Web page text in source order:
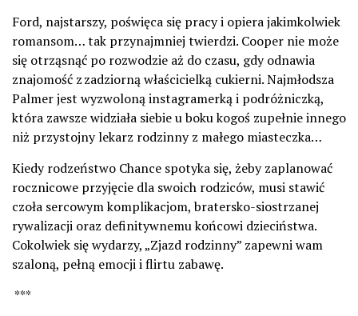
Ford, najstarszy, poświęca się pracy i opiera jakimkolwiek
romansom… tak przynajmniej twierdzi. Cooper nie może
się otrząsnąć po rozwodzie aż do czasu, gdy odnawia
znajomość z zadziorną właścicielką cukierni. Najmłodsza
Palmer jest wyzwoloną instagramerką i podróżniczką,
która zawsze widziała siebie u boku kogoś zupełnie innego
niż przystojny lekarz rodzinny z małego miasteczka…
Kiedy rodzeństwo Chance spotyka się, żeby zaplanować
rocznicowe przyjęcie dla swoich rodziców, musi stawić
czoła sercowym komplikacjom, bratersko-siostrzanej
rywalizacji oraz definitywnemu końcowi dzieciństwa.
Cokolwiek się wydarzy, „Zjazd rodzinny” zapewni wam
szaloną, pełną emocji i flirtu zabawę.
***